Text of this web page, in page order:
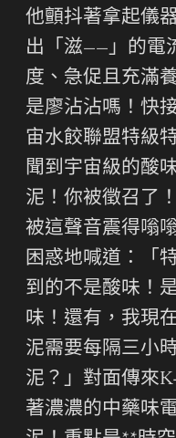
他顫抖著拿起儀
出「滋——」的電
度、急促且充滿
是廖沾沾嗎！快
宙水餃聯盟特級
聞到宇宙級的酸
泥！你被徵召了
被這聲音震得嗡
困惑地喊道：「
到的不是酸味！
味！還有，我現
泥需要每隔三小
泥？」對面傳來
著濃濃的中藥味